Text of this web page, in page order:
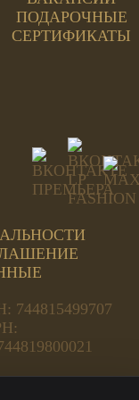
ПОДАРОЧНЫЕ
СЕРТИФИКАТЫ
744815499707